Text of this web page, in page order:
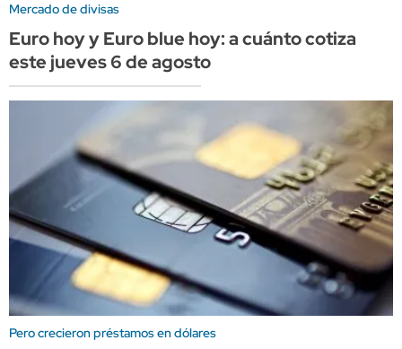
Mercado de divisas
Euro hoy y Euro blue hoy: a cuánto cotiza
este jueves 6 de agosto
Pero crecieron préstamos en dólares